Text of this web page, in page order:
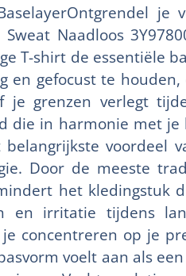
je
Naadloos
T-shirt de essentiële
en gefocust te houden,
grenzen verlegt
die in harmonie met je
voordeel
Door de meeste
het kledingstuk
en irritatie tijdens
concentreren op je
voelt aan als